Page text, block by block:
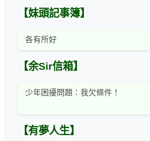
【妹頭記事簿】
各有所好
【余Sir信箱】
少年困擾問題：我欠條件！
【有夢人生】